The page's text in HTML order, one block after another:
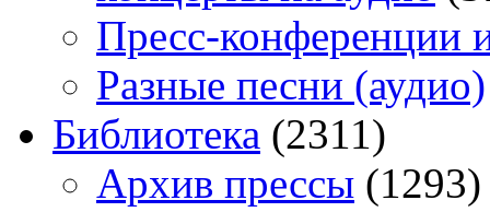
Пресс-конференции
Разные песни (аудио)
Библиотека (2311)
Архив прессы (1293)